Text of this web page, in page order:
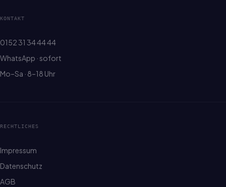
KONTAKT
0152 31 34 44 44
WhatsApp · sofort
Mo–Sa · 8–18 Uhr
RECHTLICHES
Impressum
Datenschutz
AGB